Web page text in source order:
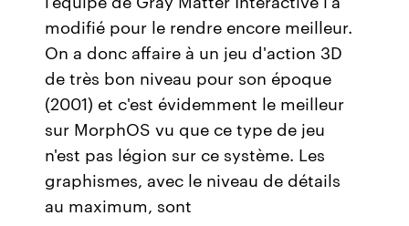
modifié pour le rendre encore meilleur.
On a donc affaire à un jeu d'action 3D
de très bon niveau pour son époque
(2001) et c'est évidemment le meilleur
sur MorphOS vu que ce type de jeu
n'est pas légion sur ce système. Les
graphismes, avec le niveau de détails
au maximum, sont